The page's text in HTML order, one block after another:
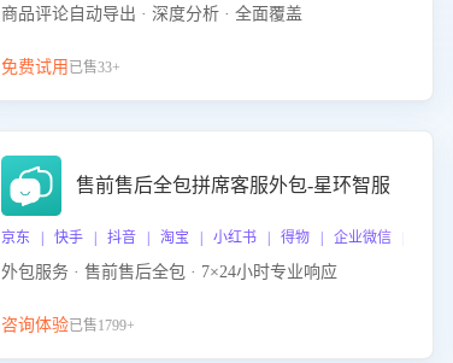
商品评论自动导出 · 深度分析 · 全面覆盖
免费试用 已售33+
售前售后全包拼席客服外包-星环智服
京东 | 快手 | 抖音 | 淘宝 | 小红书 | 得物 | 企业微信 | 跨平台
外包服务 · 售前售后全包 · 7×24小时专业响应
咨询体验已售1799+